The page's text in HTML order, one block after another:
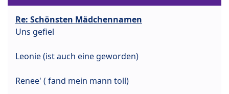
Re: Schönsten Mädchennamen
Uns gefiel
Leonie (ist auch eine geworden)
Renee' ( fand mein mann toll)